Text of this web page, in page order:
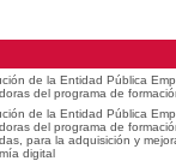
de la Entidad Pública
del programa de
de la Entidad Pública
del programa de
para la adquisición y
digital